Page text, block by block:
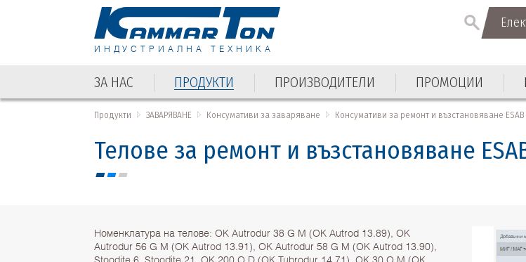
ИНДУСТРИАЛНА ТЕХНИКА
ЗА НАС ПРОДУКТИ ПРОИЗВОДИТЕЛИ ПРОМОЦИИ
Продукти ЗАВАРЯВАНЕ Консумативи за заваряване Консумативи за ремонт и възстановяване ESAB
Телове за ремонт и възстановяване
Номенклатура на телове: OK Autrodur 38 G M (ОК Autrod 13.89), OK
Autrodur 56 G M (ОК Autrod 13.91), OK Autrodur 58 G M (ОК Autrod 13.90),
Stoodite 6, Stoodite 21, OK 200 O D (ОК Tubrodur 14.71), OK 30 O M (ОК